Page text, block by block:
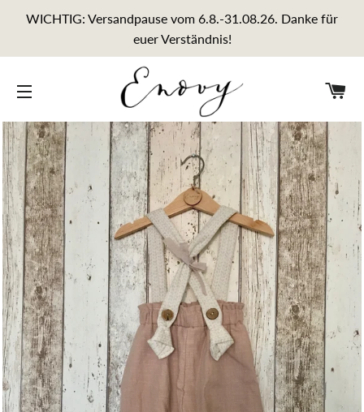
WICHTIG: Versandpause vom 6.8.-31.08.26. Danke für
euer Verständnis!
SEITENNAVIGATION